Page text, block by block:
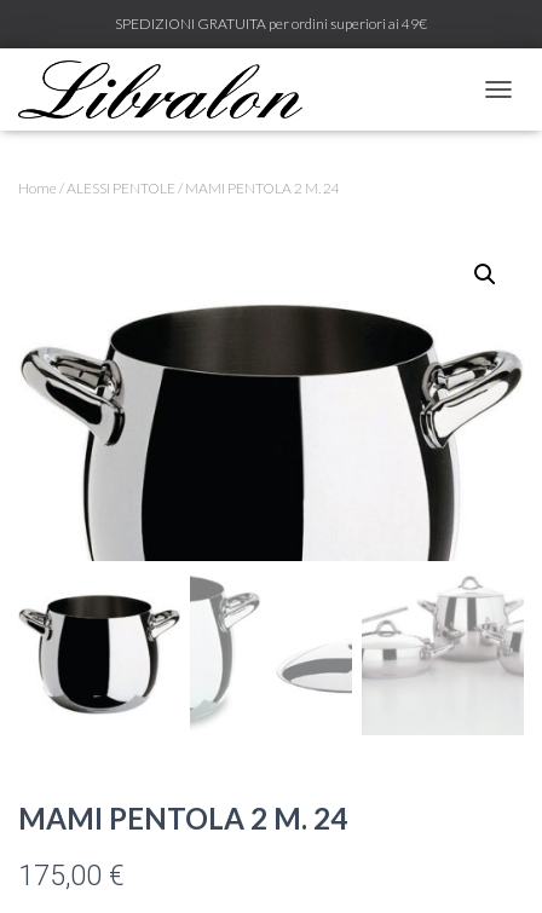
SPEDIZIONI GRATUITA per ordini superiori ai 49€
A
T
O
G
Home /ALESSI PENTOLE / MAMI PENTOLA 2 M. 24
MAMI PENTOLA 2 M. 24
175,00 €